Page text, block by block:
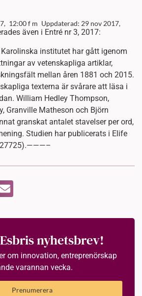
12:00 f m Uppdaterad: 29 nov 2017,
även i Entré nr 3, 2017:
institutet har gått igenom
av vetenskapliga artiklar,
mellan åren 1881 och 2015.
texterna är svårare att läsa i
William Hedley Thompson,
Granville Matheson och Björn
granskat antalet stavelser per ord,
Studien har publicerats i Elife
nyhetsbrev!
om innovation, entreprenörskap
varannan vecka.
Prenumerera